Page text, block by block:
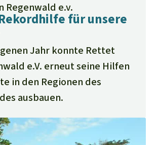
Regenwald e.v.
für unsere
Jahr konnte Rettet
e.V. erneut seine Hilfen
in den Regionen des
ausbauen.